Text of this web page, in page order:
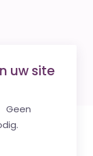
uw site
Geen